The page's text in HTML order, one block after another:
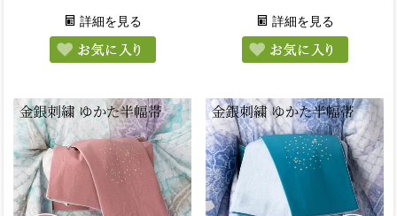
詳細を見る 詳細を見る